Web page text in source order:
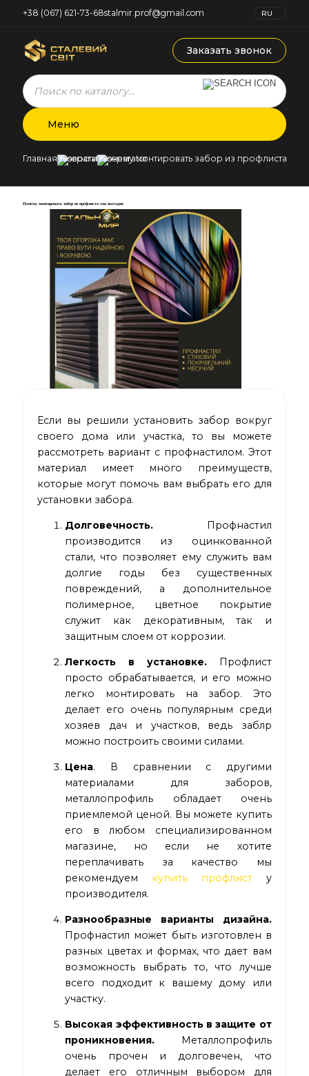
+38 (067) 621-73-68stalmir.prof@gmail.com
RU
Заказать звонок
Products
search
Меню
Главная Новости Почему монтировать забор из профлиста так
Почему монтировать забор из профлиста так выгодно
Если вы решили установить забор вокруг
своего дома или участка, то вы можете
рассмотреть вариант с профнастилом. Этот
материал имеет много преимуществ,
которые могут помочь вам выбрать его для
установки забора.
Долговечность. Профнастил
производится из оцинкованной
стали, что позволяет ему служить вам
долгие годы без существенных
повреждений, а дополнительное
полимерное, цветное покрытие
служит как декоративным, так и
защитным слоем от коррозии.
Легкость в установке.Профлист
просто обрабатывается, и его можно
легко монтировать на забор. Это
делает его очень популярным среди
хозяев дач и участков, ведь заблр
можно построить своими силами.
Цена. В сравнении с другими
материалами для заборов,
металлопрофиль обладает очень
приемлемой ценой. Вы можете купить
его в любом специализированном
магазине, но если не хотите
переплачивать за качество мы
рекомендуем купить профлисту
производителя.
Разнообразные варианты дизайна.
Профнастил может быть изготовлен в
разных цветах и формах, что дает вам
возможность выбрать то, что лучше
всего подходит к вашему дому или
участку.
Высокая эффективность в защите от
проникновения. Металлопрофиль
очень прочен и долговечен, что
делает его отличным выбором для